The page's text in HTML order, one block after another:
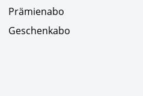
Prämienabo
Geschenkabo